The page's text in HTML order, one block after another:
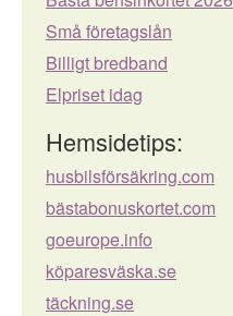
Små företagslån
Billigt bredband
Elpriset idag
Hemsidetips:
husbilsförsäkring.com
bästabonuskortet.com
goeurope.info
köparesväska.se
täckning.se